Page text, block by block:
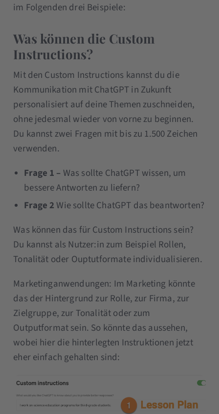
im Folgenden drei Beispiele:
Was können die Custom
Instructions?
Mit den Custom Instructions kannst du die
Kommunikation mit ChatGPT in Zukunft
personalisiert auf deine Themen zuschneiden,
ohne jedesmal wieder von vorne zu beginnen.
Du kannst zwei Fragen mit bis zu 1.500 Zeichen
verwenden.
Frage 1 – Was sollte ChatGPT wissen, um
bessere Antworten zu liefern?
Frage 2Wie sollte ChatGPT das beantworten?
Was können das für Custom Instructions sein?
Du kannst als Nutzer:in zum Beispiel Rollen,
Tonalität oder Ouptutformate individualisieren.
Marketinganwendungen: Im Marketing könnte
das der Hintergrund zur Rolle, zur Firma, zur
Zielgruppe, zur Tonalität oder zum
Outputformat sein. So könnte das aussehen,
wobei hier die hinterlegten Instruktionen jetzt
eher einfach gehalten sind: